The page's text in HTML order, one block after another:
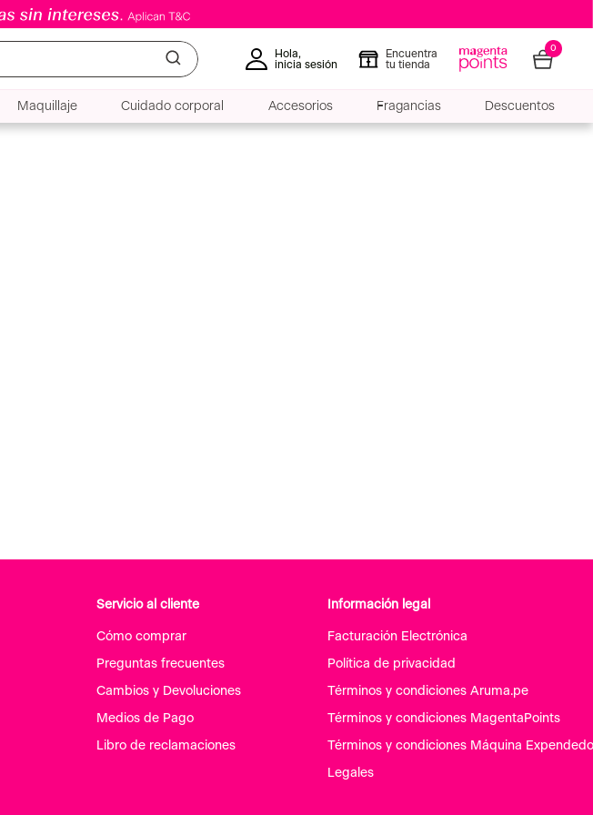
Hola,
inicia sesión
Encuentra
tu tienda
0
Maquillaje Cuidado corporal Accesorios Fragancias Descuentos
Servicio al cliente
Cómo comprar
Preguntas frecuentes
Cambios y Devoluciones
Medios de Pago
Libro de reclamaciones
Información legal
Facturación Electrónica
Política de privacidad
Términos y condiciones Aruma.pe
Términos y condiciones MagentaPoints
Términos y condiciones Máquina
Legales